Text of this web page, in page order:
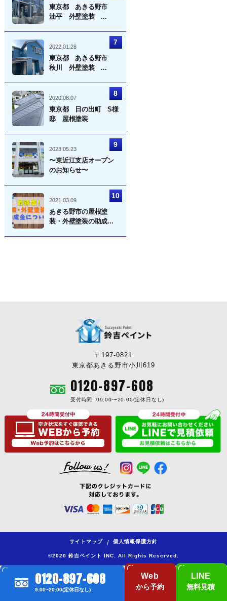
東京都 あきる野市
油平 外壁塗装 ...
2022.01.28
東京都 あきる野市
秋川 外壁塗装 ...
2020.08.07
東京都 日の出町 S様
邸 屋根塗装
2023.05.23
〜東近江支店オープン
のお知らせ〜
2021.03.09
あきる野市の屋根塗
装・外壁塗装の助成...
〒197-0821
東京都あきる野市小川619
0120-897-608
受付時間: 09:00〜20:00(定休日なし)
サイトマップ / 個人情報保護方針
©2020 鈴吉ペイント INC. All Rights Reserved.
0120-897-608
9:00~20:00(定休日なし)
Web
から予約
LINE
無料見積